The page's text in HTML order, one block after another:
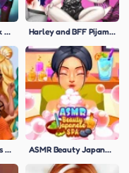
Superheroes TikTok Party Looks Harley and BFF Pijama Party
Rainbow Girls Dress Up Challenge ASMR Beauty Japanese Spa